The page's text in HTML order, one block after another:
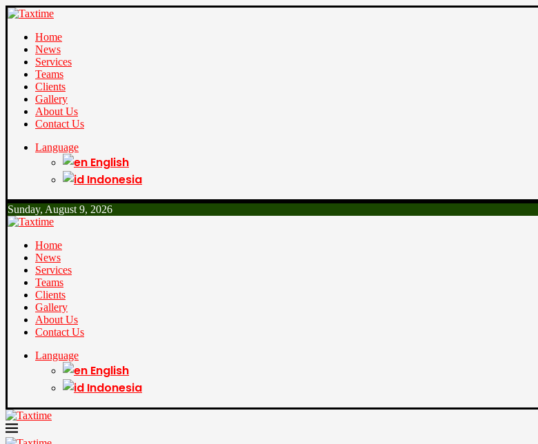
Home
News
Services
Teams
Clients
Gallery
About Us
Contact Us
Language
English
Indonesia
Sunday, August 9, 2026
Home
News
Services
Teams
Clients
Gallery
About Us
Contact Us
Language
English
Indonesia